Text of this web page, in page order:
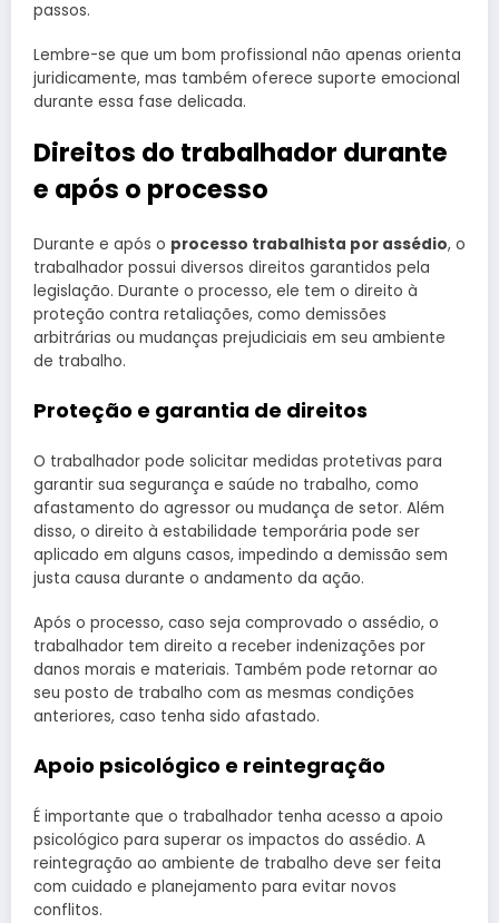
passos.
Lembre-se que um bom profissional não apenas orienta
juridicamente, mas também oferece suporte emocional
durante essa fase delicada.
Direitos do trabalhador durante
e após o processo
Durante e após o processo trabalhista por assédio, o
trabalhador possui diversos direitos garantidos pela
legislação. Durante o processo, ele tem o direito à
proteção contra retaliações, como demissões
arbitrárias ou mudanças prejudiciais em seu ambiente
de trabalho.
Proteção e garantia de direitos
O trabalhador pode solicitar medidas protetivas para
garantir sua segurança e saúde no trabalho, como
afastamento do agressor ou mudança de setor. Além
disso, o direito à estabilidade temporária pode ser
aplicado em alguns casos, impedindo a demissão sem
justa causa durante o andamento da ação.
Após o processo, caso seja comprovado o assédio, o
trabalhador tem direito a receber indenizações por
danos morais e materiais. Também pode retornar ao
seu posto de trabalho com as mesmas condições
anteriores, caso tenha sido afastado.
Apoio psicológico e reintegração
É importante que o trabalhador tenha acesso a apoio
psicológico para superar os impactos do assédio. A
reintegração ao ambiente de trabalho deve ser feita
com cuidado e planejamento para evitar novos
conflitos.